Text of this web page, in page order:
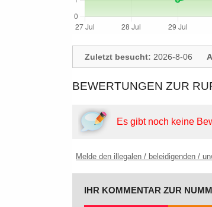
Zuletzt besucht: 2026-8-06
BEWERTUNGEN ZUR
Es gibt noch keine
Melde den illegalen / beleidigenden /
IHR KOMMENTAR ZUR